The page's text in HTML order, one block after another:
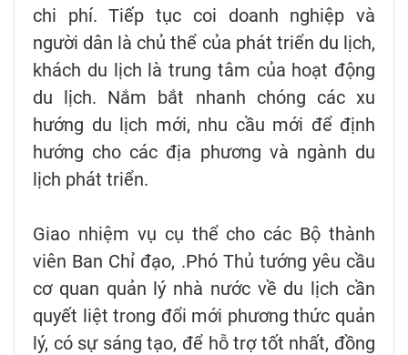
chi phí. Tiếp tục coi doanh nghiệp và
người dân là chủ thể của phát triển du lịch,
khách du lịch là trung tâm của hoạt động
du lịch. Nắm bắt nhanh chóng các xu
hướng du lịch mới, nhu cầu mới để định
hướng cho các địa phương và ngành du
lịch phát triển.
Giao nhiệm vụ cụ thể cho các Bộ thành
viên Ban Chỉ đạo, .Phó Thủ tướng yêu cầu
cơ quan quản lý nhà nước về du lịch cần
quyết liệt trong đổi mới phương thức quản
lý, có sự sáng tạo, để hỗ trợ tốt nhất, đồng